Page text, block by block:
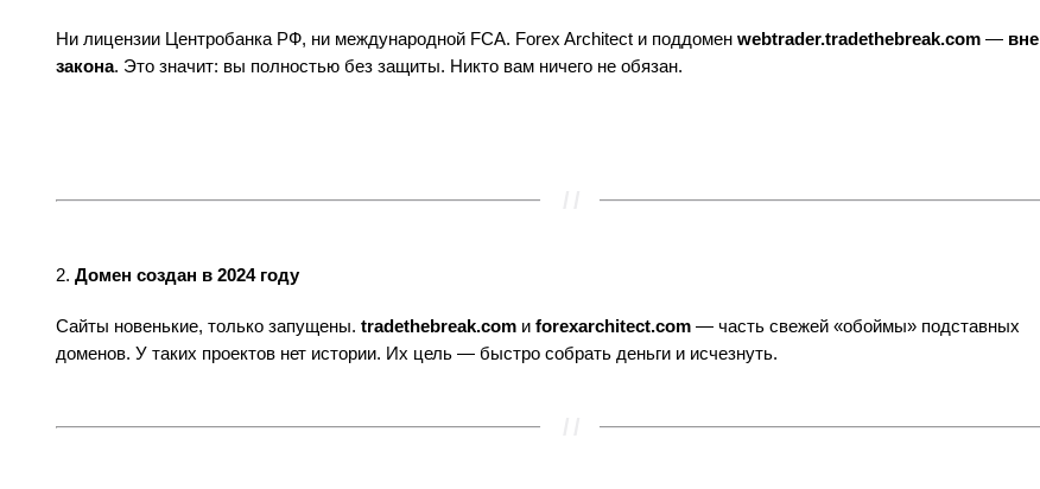
Ни лицензии Центробанка РФ, ни международной FCA. Forex Architect и поддомен webtrader.tradethebreak.com — вне
закона. Это значит: вы полностью без защиты. Никто вам ничего не обязан.
2. Домен создан в 2024 году
Сайты новенькие, только запущены. tradethebreak.com и forexarchitect.com — часть свежей «обоймы» подставных
доменов. У таких проектов нет истории. Их цель — быстро собрать деньги и исчезнуть.